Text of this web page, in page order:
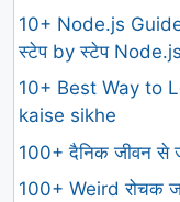
10+ Node.js
स्टेप by स्टेप
10+ Best Way to
kaise sikhe
100+ दैनिक जीवन
100+ Weird रोचक